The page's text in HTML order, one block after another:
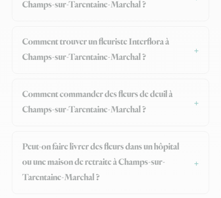
Champs-sur-Tarentaine-Marchal ?
Comment trouver un fleuriste Interflora à
Champs-sur-Tarentaine-Marchal ?
Comment commander des fleurs de deuil à
Champs-sur-Tarentaine-Marchal ?
Peut-on faire livrer des fleurs dans un hôpital
ou une maison de retraite à Champs-sur-
Tarentaine-Marchal ?